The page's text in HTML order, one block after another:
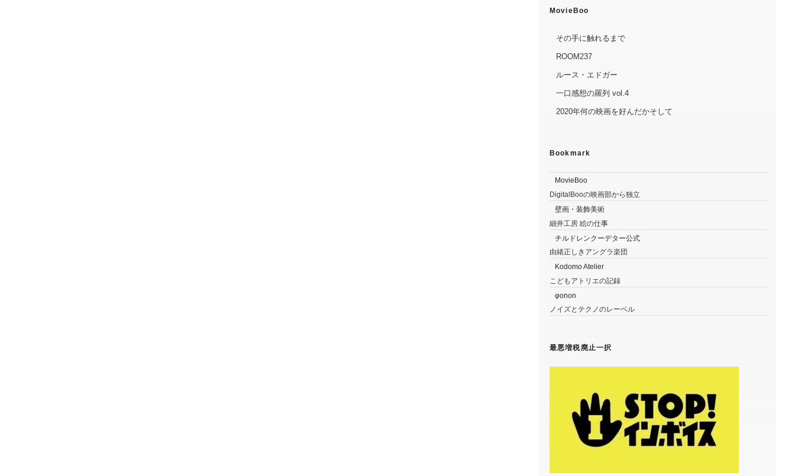
MovieBoo
その手に触れるまで
ROOM237
ルース・エドガー
一口感想の羅列 vol.4
2020年何の映画を好んだかそして
Bookmark
MovieBoo
DigitalBooの映画部から独立
壁画・装飾美術
細井工房 絵の仕事
チルドレンクーデター公式
由緒正しきアングラ楽団
Kodomo Atelier
こどもアトリエの記録
φonon
ノイズとテクノのレーベル
最悪増税廃止一択